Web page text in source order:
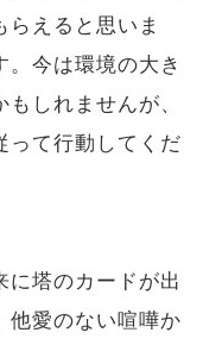
らえると思いま
今は環境の大き
しれませんが、
って行動してくだ
に塔のカードが出
他愛のない喧嘩か